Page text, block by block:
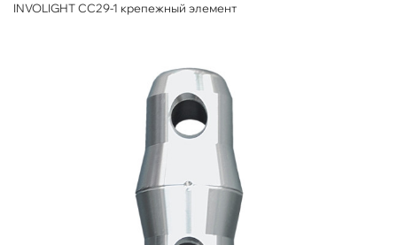
INVOLIGHT CC29-1 крепежный элемент